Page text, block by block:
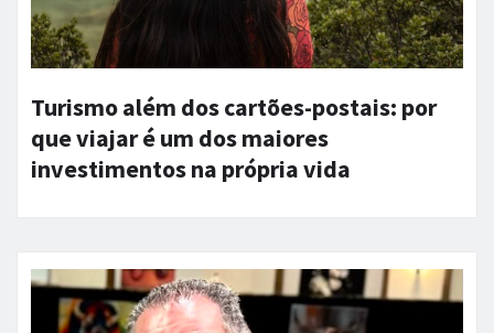
Turismo além dos cartões-postais: por
que viajar é um dos maiores
investimentos na própria vida